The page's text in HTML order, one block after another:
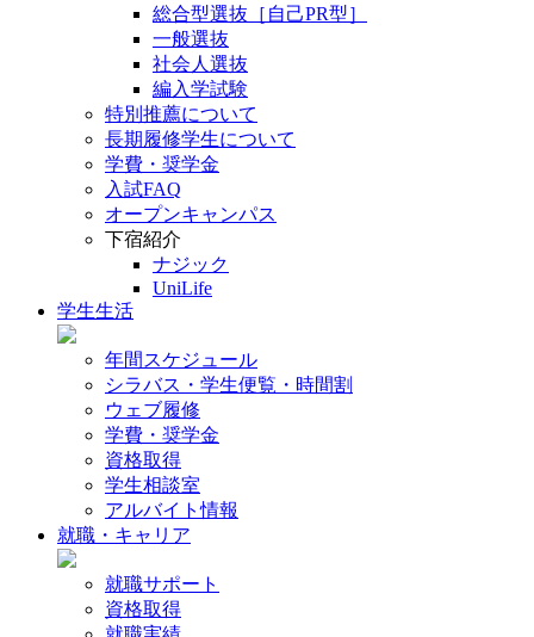
総合型選抜［自己PR型］
一般選抜
社会人選抜
編入学試験
特別推薦について
長期履修学生について
学費・奨学金
入試FAQ
オープンキャンパス
下宿紹介
ナジック
UniLife
学生生活
年間スケジュール
シラバス・学生便覧・時間割
ウェブ履修
学費・奨学金
資格取得
学生相談室
アルバイト情報
就職・キャリア
就職サポート
資格取得